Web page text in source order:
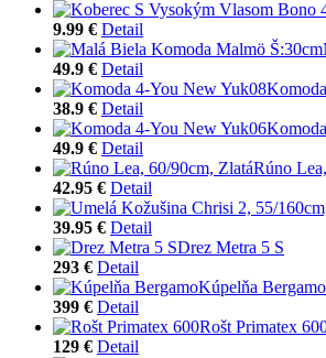
9.99 € Detail
49.9 € Detail
38.9 € Detail
49.9 € Detail
Rúno
42.95 € Detail
39.95 € Detail
Drez Metra 5 S
293 € Detail
Kúpelňa Bergamo
399 € Detail
Rošt Primatex
129 € Detail